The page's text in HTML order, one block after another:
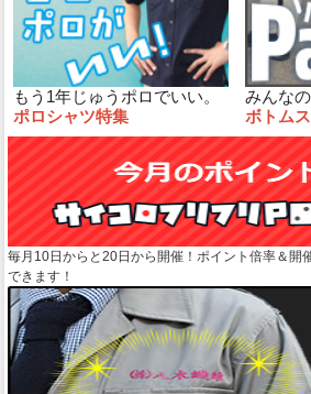
もう1年じゅうポロでいい。
ポロシャツ特集
みんな
ボトム
毎月10日からと20日から開催！ポイント倍率＆開
できます！